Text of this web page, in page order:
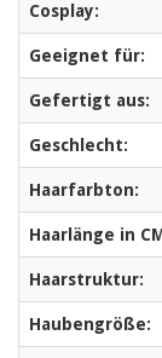
Cosplay:
Geeignet für:
Gefertigt aus:
Geschlecht:
Haarfarbton:
Haarlänge in
Haarstruktur:
Haubengröße: